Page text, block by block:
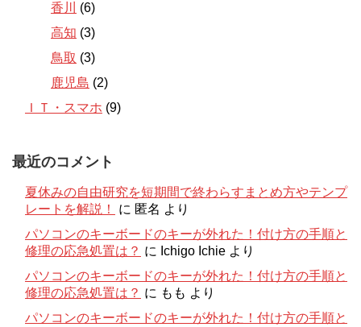
香川
(6)
高知 (3)
鳥取 (3)
鹿児島 (2)
ＩＴ・スマホ (9)
最近のコメント
夏休みの自由研究を短期間で終わらすまとめ方やテンプ
レートを解説！
に 匿名 より
パソコンのキーボードのキーが外れた！付け方の手順と
修理の応急処置は？ に Ichigo Ichie より
パソコンのキーボードのキーが外れた！付け方の手順と
修理の応急処置は？ に もも より
パソコンのキーボードのキーが外れた！付け方の手順と